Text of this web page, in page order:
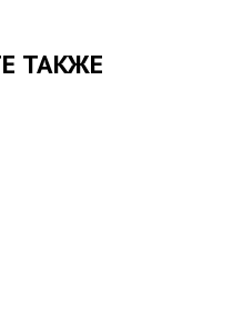
ТАКЖЕ